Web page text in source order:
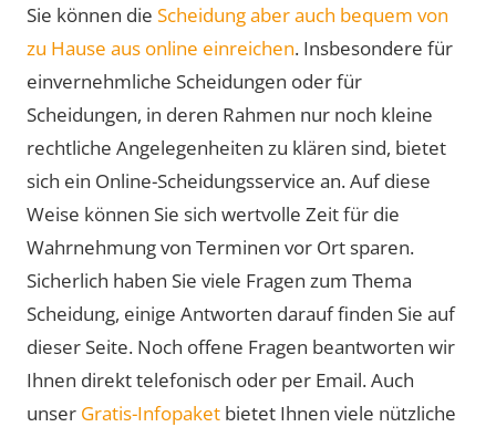
Sie können die Scheidung aber auch bequem von
zu Hause aus online einreichen. Insbesondere für
einvernehmliche Scheidungen oder für
Scheidungen, in deren Rahmen nur noch kleine
rechtliche Angelegenheiten zu klären sind, bietet
sich ein Online-Scheidungsservice an. Auf diese
Weise können Sie sich wertvolle Zeit für die
Wahrnehmung von Terminen vor Ort sparen.
Sicherlich haben Sie viele Fragen zum Thema
Scheidung, einige Antworten darauf finden Sie auf
dieser Seite. Noch offene Fragen beantworten wir
Ihnen direkt telefonisch oder per Email. Auch
unser Gratis-Infopaket bietet Ihnen viele nützliche